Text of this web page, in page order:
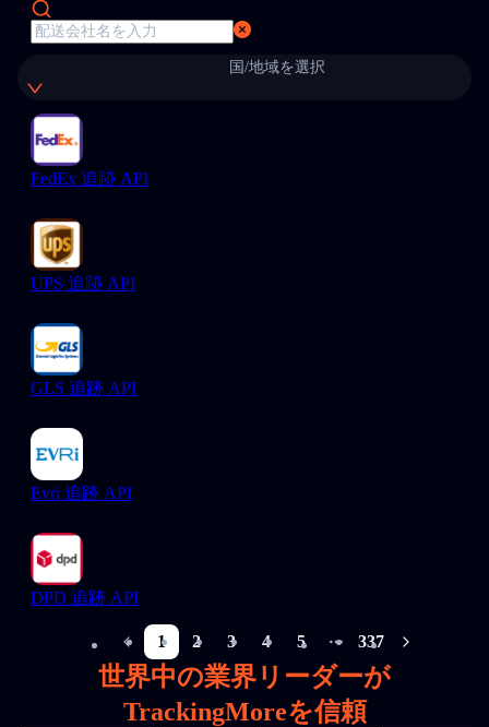
国/地域を選択
FedEx 追跡 API
UPS 追跡 API
GLS 追跡 API
Evri 追跡 API
DPD 追跡 API
1 2 3 4 5
More pages
337
世界中の業界リーダーが
TrackingMoreを信頼